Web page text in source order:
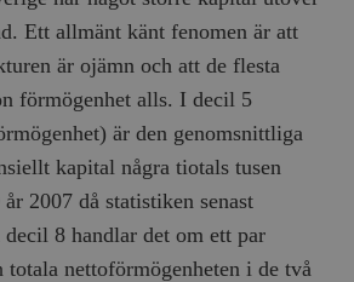
Ett allmänt känt fenomen är att
är ojämn och att de flesta
förmögenhet alls. I decil 5
är den genomsnittliga
kapital några tiotals tusen
2007 då statistiken senast
8 handlar det om ett par
totala nettoförmögenheten i de två